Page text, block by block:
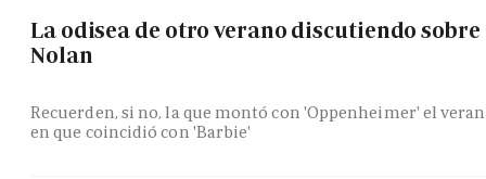
La odisea de otro verano discutiendo sobre
Nolan
Recuerden, si no, la que montó con 'Oppenheimer' el
en que coincidió con 'Barbie'